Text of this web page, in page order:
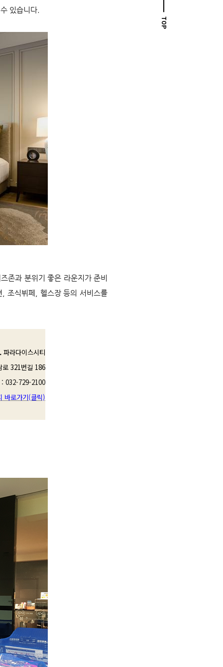
TOP
있습니다.
존과 분위기 좋은 라운지가 준비
조식뷔페, 헬스장 등의 서비스를
파라다이스시티
로 321번길 186
: 032-729-2100
바로가기(클릭)